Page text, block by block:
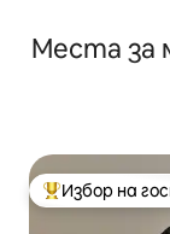
Места за
Най-Избор на